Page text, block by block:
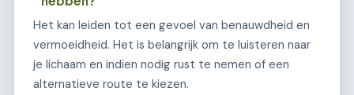
Het kan leiden tot een gevoel van benauwdheid en
vermoeidheid. Het is belangrijk om te luisteren naar
je lichaam en indien nodig rust te nemen of een
alternatieve route te kiezen.